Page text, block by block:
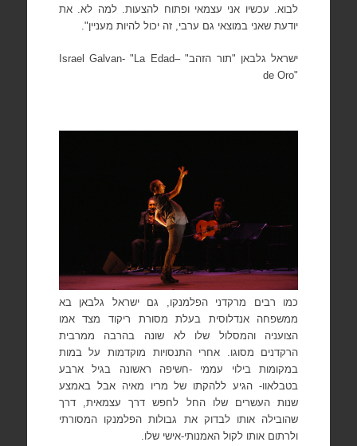
לבוא. עכשיו אני עצמאי ופתוח להצעות. למה לא. את
יודעת שאני במוצאי גם ערבי, זה יכול להיות מעניין".
ישראל גלבאן "תור הזהב" –Israel Galvan- "La Edad
de Oro"
כמו רבים
מרקדני הפלמנקו, גם ישראל גלבאן בא
ממשפחה אנדלוסית בעלת מסורת ריקוד מצד אמו
הצועניה והמסלול שלו לא שונה
בהרבה ממרבית
הרקדנים מסוגו. אחרי התנסויות מוקדמות על במות
במקומות בילוי עממי -חשיפה ראשונה בגיל ארבע
בטבלאוו- הגיע ללהקתו של מריו מאיה אבל באמצע
שנות העשרים שלו החל לחפש דרך עצמאית, דרך
שהובילה אותו לבדוק את גבולות הפלמנקו המסורתי
ולרתום אותו לקול האמנותי-אישי שלו.